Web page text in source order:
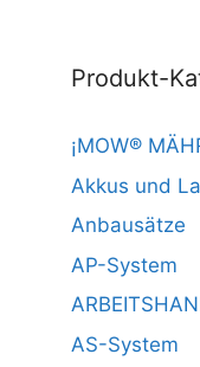
Produkt-
¡MOW®
Akkus und
Anbausätze
AP-System
AS-System